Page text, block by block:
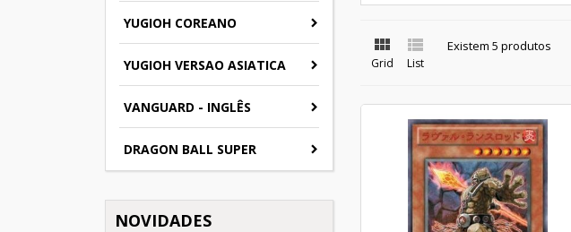
YUGIOH COREANO
YUGIOH VERSAO ASIATICA
VANGUARD - INGLÊS
DRAGON BALL SUPER
NOVIDADES

Grid

List
Existem 5 produtos